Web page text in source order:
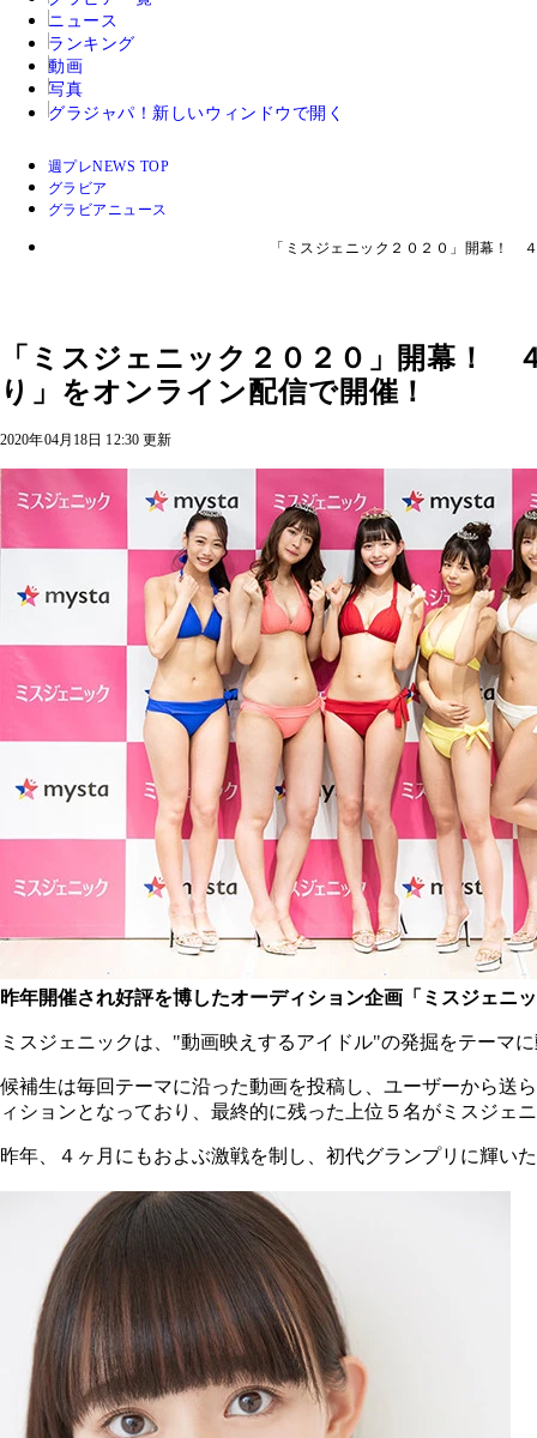
ニュース
ランキング
動画
写真
グラジャパ！ 新しいウィンドウで開く
週プレNEWS TOP
グラビア
グラビアニュース
「ミスジェニック２０２０」開幕！
「ミスジェニック２０２０」開幕！
り」をオンライン配信で開催！
2020年04月18日 12:30 更新
昨年開催され好評を博したオーディション企画「ミスジェニ
ミスジェニックは、"動画映えするアイドル"の発掘をテーマ
候補生は毎回テーマに沿った動画を投稿し、ユーザーから送
ィションとなっており、最終的に残った上位５名がミスジェ
昨年、４ヶ月にもおよぶ激戦を制し、初代グランプリに輝い